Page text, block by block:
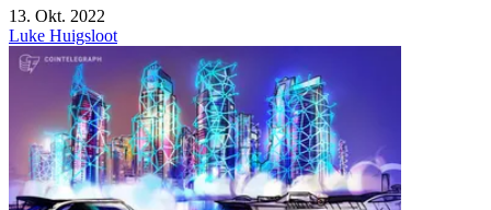
13. Okt. 2022
Luke Huigsloot